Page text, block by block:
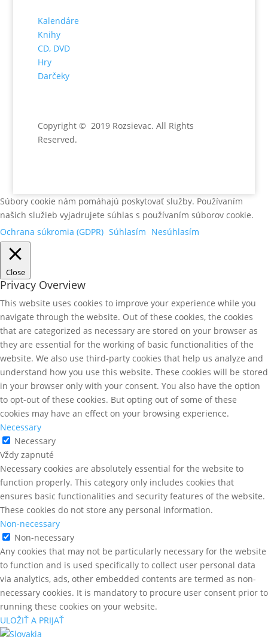
Kalendáre
Knihy
CD, DVD
Hry
Darčeky
Copyright © 2019 Rozsievac. All Rights
Reserved.
Súbory cookie nám pomáhajú poskytovať služby. Používaním
našich služieb vyjadrujete súhlas s používaním súborov cookie.
Ochrana súkromia (GDPR) Súhlasím Nesúhlasím
Close
Privacy Overview
This website uses cookies to improve your experience while you
navigate through the website. Out of these cookies, the cookies
that are categorized as necessary are stored on your browser as
they are essential for the working of basic functionalities of the
website. We also use third-party cookies that help us analyze and
understand how you use this website. These cookies will be stored
in your browser only with your consent. You also have the option
to opt-out of these cookies. But opting out of some of these
cookies may have an effect on your browsing experience.
Necessary
Necessary
Vždy zapnuté
Necessary cookies are absolutely essential for the website to
function properly. This category only includes cookies that
ensures basic functionalities and security features of the website.
These cookies do not store any personal information.
Non-necessary
Non-necessary
Any cookies that may not be particularly necessary for the website
to function and is used specifically to collect user personal data
via analytics, ads, other embedded contents are termed as non-
necessary cookies. It is mandatory to procure user consent prior to
running these cookies on your website.
ULOŽIŤ A PRIJAŤ